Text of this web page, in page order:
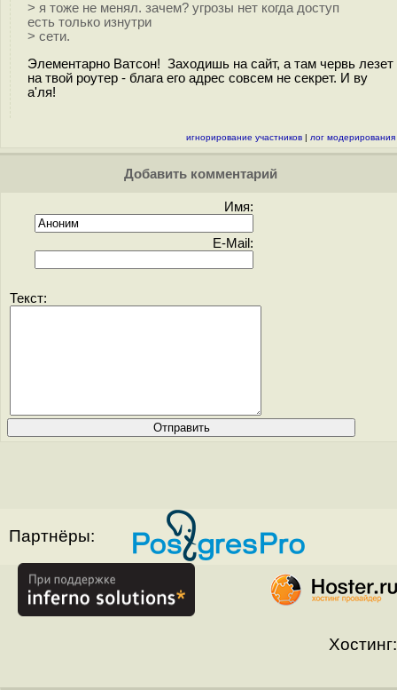
> я тоже не менял. зачем? угрозы нет когда доступ
есть только изнутри
> сети.
Элементарно Ватсон! Заходишь на сайт, а там червь лезет
на твой роутер - блага его адрес совсем не секрет. И ву
а'ля!
игнорирование участников | лог модерирования
Добавить комментарий
Имя:
E-Mail:
Текст:
Партнёры:
Хостинг: